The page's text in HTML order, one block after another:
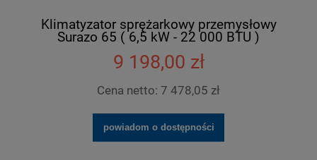
Klimatyzator sprężarkowy przemysłowy
Surazo 65 ( 6,5 kW - 22 000 BTU )
9 198,00 zł
Cena netto: 7 478,05 zł
powiadom o dostępności